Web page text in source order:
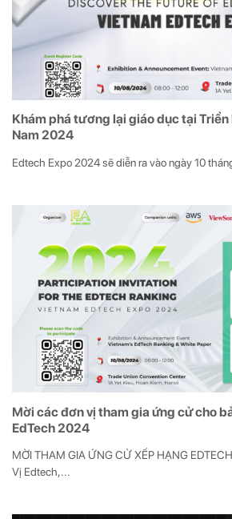
Khám phá tương lại giáo dục tại Triển
Nam 2024
Edtech Expo 2024 sẽ diễn ra vào ngày 10
Mời các đơn vị tham gia ứng cử cho
EdTech 2024
MỜI THAM GIA ỨNG CỬ XẾP HẠNG
Vị Edtech,...